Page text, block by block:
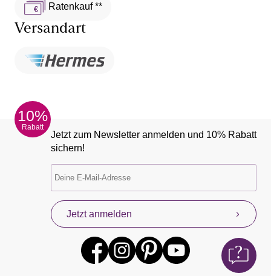
Ratenkauf **
Versandart
10%
Rabatt
Jetzt zum Newsletter anmelden und 10% Rabatt
sichern!
Jetzt anmelden